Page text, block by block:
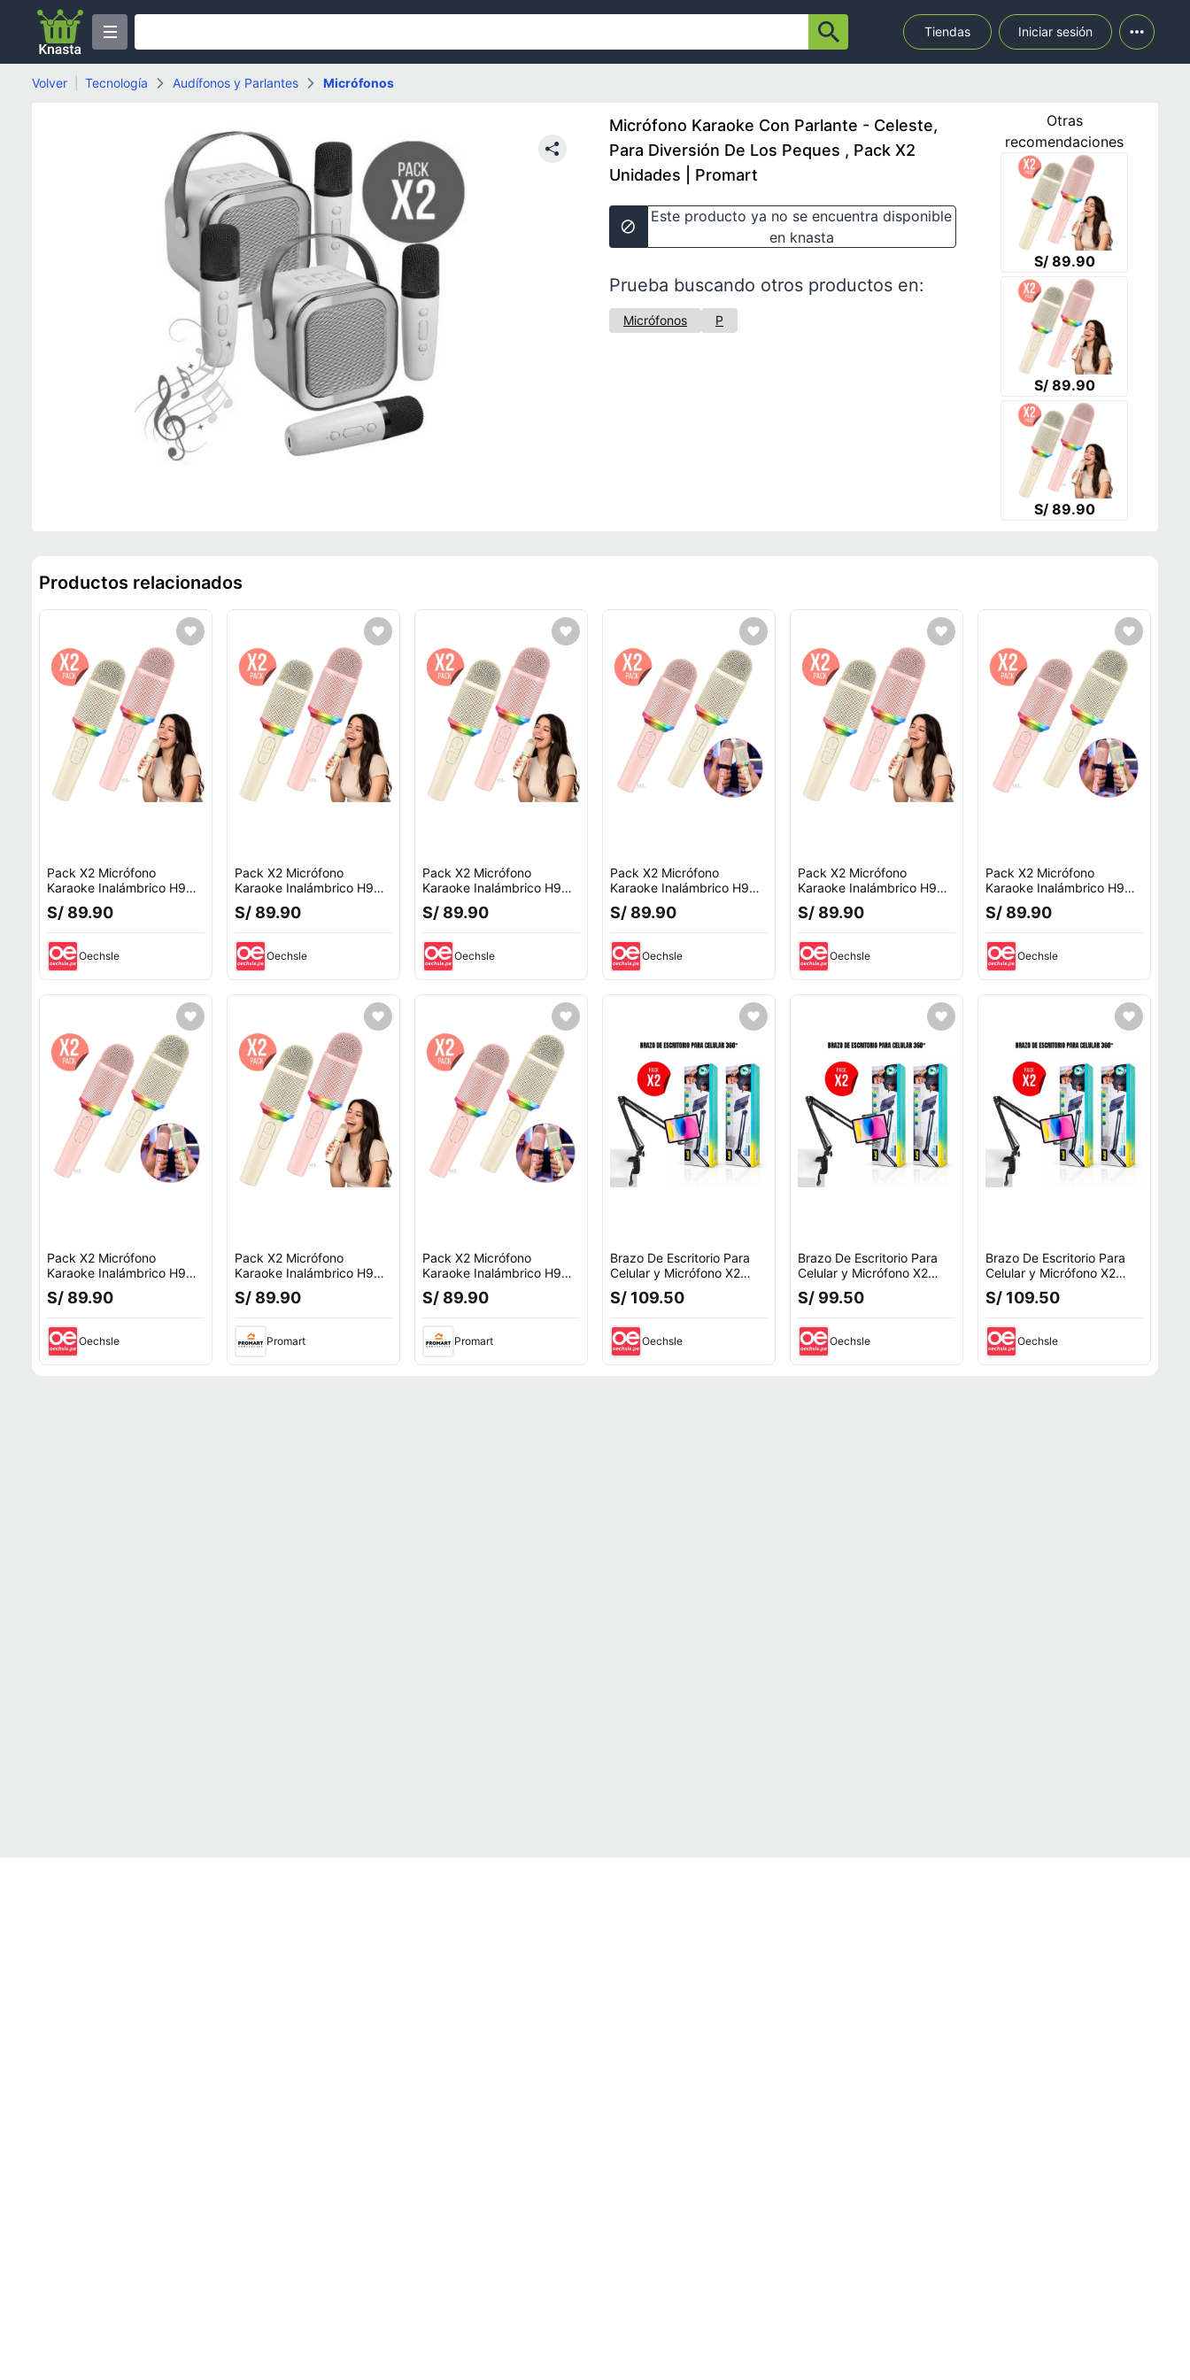
Tiendas Iniciar sesión
Volver Tecnología Audífonos y Parlantes Micrófonos
Micrófono Karaoke Con Parlante - Celeste,
Para Diversión De Los Peques , Pack X2
Unidades | Promart
Este producto ya no se encuentra disponible
en knasta
Prueba buscando otros productos en:
Micrófonos P
Otras
recomendaciones
S/ 89.90
S/ 89.90
S/ 89.90
Productos relacionados
Pack X2 Micrófono
Karaoke Inalámbrico H9
Recargable Con Luz RGB
S/ 89.90
Oechsle
Pack X2 Micrófono
Karaoke Inalámbrico H9
Recargable Con Luz RGB
S/ 89.90
Oechsle
Pack X2 Micrófono
Karaoke Inalámbrico H9
Recargable Con Luz RGB
S/ 89.90
Oechsle
Pack X2 Micrófono
Karaoke Inalámbrico H9
Con Luz RGB Recargable
S/ 89.90
Oechsle
Pack X2 Micrófono
Karaoke Inalámbrico H9
Recargable Con Luz RGB
S/ 89.90
Oechsle
Pack X2 Micrófono
Karaoke Inalámbrico H9
Con Luz RGB Recargable
S/ 89.90
Oechsle
Pack X2 Micrófono
Karaoke Inalámbrico H9
Con Luz RGB Recargable
S/ 89.90
Oechsle
Pack X2 Micrófono
Karaoke Inalámbrico H9
Recargable Con Luz RGB
S/ 89.90
Promart
Pack X2 Micrófono
Karaoke Inalámbrico H9
Con Luz RGB Recargable
S/ 89.90
Promart
Brazo De Escritorio Para
Celular y Micrófono X2
Unidades
S/ 109.50
Oechsle
Brazo De Escritorio Para
Celular y Micrófono X2
Unidades
S/ 99.50
Oechsle
Brazo De Escritorio Para
Celular y Micrófono X2
Unidades
S/ 109.50
Oechsle